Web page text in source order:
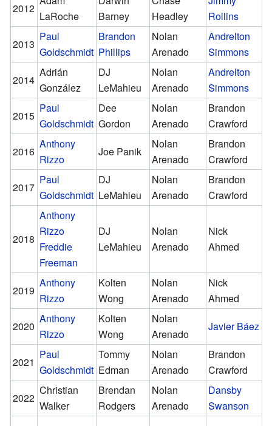
2012
LaRoche
Barney
Headley
Rollins
2013
Paul
Goldschmidt
Brandon
Phillips
Nolan
Arenado
Andrelton
Simmons
2014
Adrián
González
DJ
LeMahieu
Nolan
Arenado
Andrelton
Simmons
2015
Paul
Goldschmidt
Dee
Gordon
Nolan
Arenado
Brandon
Crawford
2016
Anthony
Rizzo
Joe Panik
Nolan
Arenado
Brandon
Crawford
2017
Paul
Goldschmidt
DJ
LeMahieu
Nolan
Arenado
Brandon
Crawford
2018
Anthony
Rizzo
Freddie
Freeman
DJ
LeMahieu
Nolan
Arenado
Nick
Ahmed
2019
Anthony
Rizzo
Kolten
Wong
Nolan
Arenado
Nick
Ahmed
2020
Anthony
Rizzo
Kolten
Wong
Nolan
Arenado
Javier Báez
2021
Paul
Goldschmidt
Tommy
Edman
Nolan
Arenado
Brandon
Crawford
2022
Christian
Walker
Brendan
Rodgers
Nolan
Arenado
Dansby
Swanson